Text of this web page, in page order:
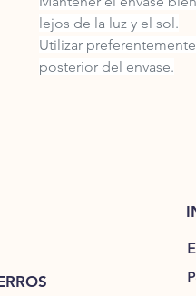
lejos de la luz y el sol.
Utilizar
posterior del envase.